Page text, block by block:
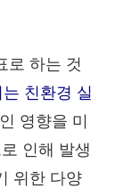
로 하는 것
친환경 실
영향을 미
인해 발생
위한 다양